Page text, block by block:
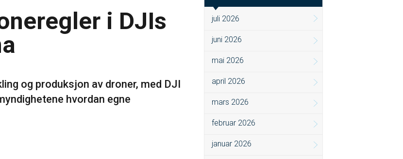
i DJIs
og produksjon av droner, med DJI
hvordan egne
juli 2026
juni 2026
mai 2026
april 2026
mars 2026
februar 2026
januar 2026